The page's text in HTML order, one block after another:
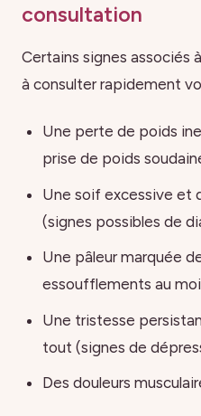
consultation
Certains signes associés
à consulter rapidement
Une perte de poids
prise de poids
Une soif excessive et
(signes possibles de
Une pâleur marquée
essoufflements au
Une tristesse
tout (signes de
Des douleurs